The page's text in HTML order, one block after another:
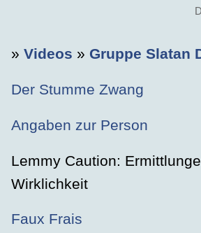
» Videos » Gruppe Slatan
Der Stumme Zwang
Angaben zur Person
Lemmy Caution:
Wirklichkeit
Faux Frais